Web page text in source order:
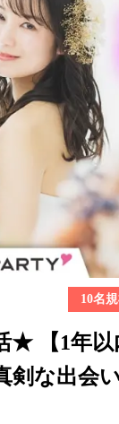
10名規
★ 【1年以
剣な出会